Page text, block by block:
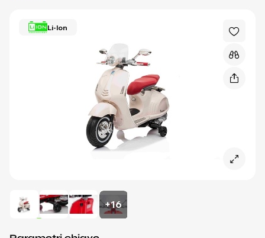
Li-Ion
+16